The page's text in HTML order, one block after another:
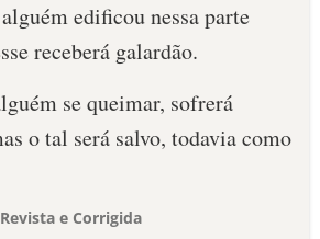
edificou nessa parte
receberá galardão.
se queimar, sofrerá
o tal será salvo, todavia como
e Corrigida